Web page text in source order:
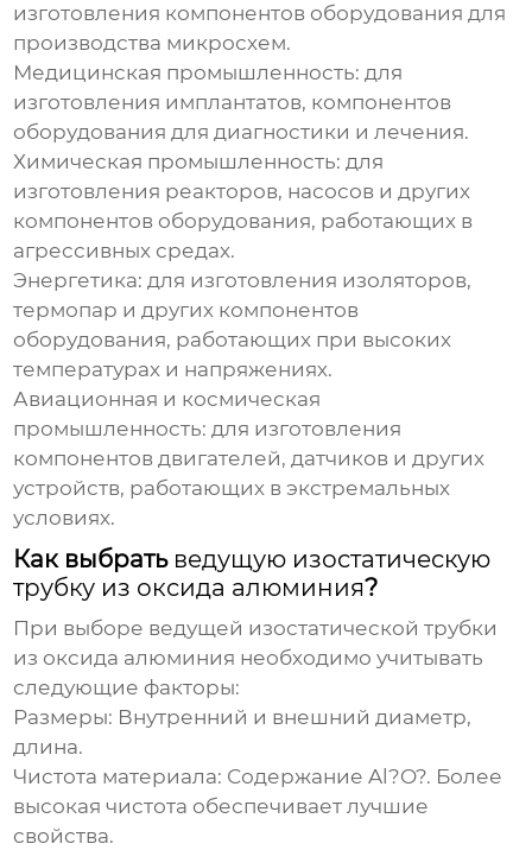
изготовления компонентов оборудования для
производства микросхем.
Медицинская промышленность: для
изготовления имплантатов, компонентов
оборудования для диагностики и лечения.
Химическая промышленность: для
изготовления реакторов, насосов и других
компонентов оборудования, работающих в
агрессивных средах.
Энергетика: для изготовления изоляторов,
термопар и других компонентов
оборудования, работающих при высоких
температурах и напряжениях.
Авиационная и космическая
промышленность: для изготовления
компонентов двигателей, датчиков и других
устройств, работающих в экстремальных
условиях.
Как выбрать ведущую изостатическую
трубку из оксида алюминия?
При выборе ведущей изостатической трубки
из оксида алюминия необходимо учитывать
следующие факторы:
Размеры: Внутренний и внешний диаметр,
длина.
Чистота материала: Содержание Al?O?. Более
высокая чистота обеспечивает лучшие
свойства.